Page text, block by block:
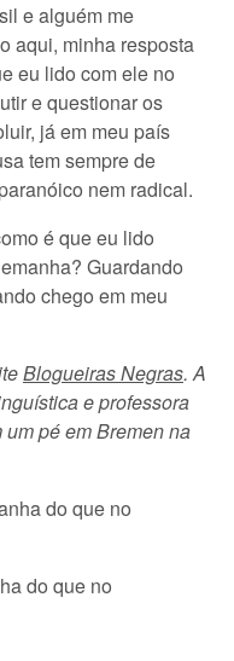
e alguém me
aqui, minha resposta
eu lido com ele no
e questionar os
já em meu país
tem sempre de
nem radical.
é que eu lido
Guardando
chego em meu
Blogueiras Negras. A
e professora
pé em Bremen na
do que no